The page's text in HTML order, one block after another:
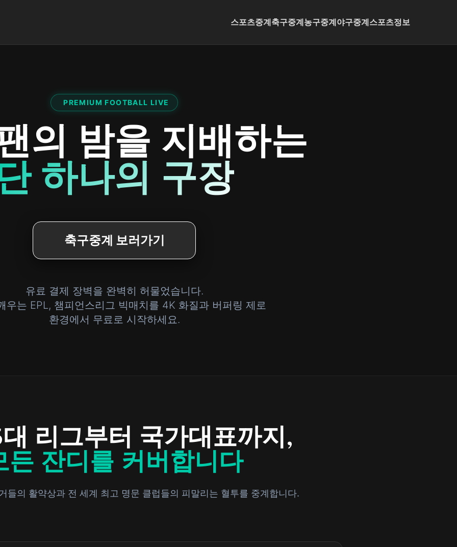
스포츠중계 축구중계 농구중계 야구중계 스포츠정보
PREMIUM FOOTBALL LIVE
의 밤을 지배하는
하나의 구장
축구중계 보러가기
유료 결제 장벽을 완벽히 허물었습니다.
우는 EPL, 챔피언스리그 빅매치를 4K 화질과 버퍼링 제로
환경에서 무료로 시작하세요.
리그부터 국가대표까지,
든 잔디를 커버합니다
들의 활약상과 전 세계 최고 명문 클럽들의 피말리는 혈투를 중계합니다.